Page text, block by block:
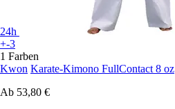
24h
+-3
1 Farben
Kwon Karate-Kimono FullContact 8 oz
Ab 53,80 €